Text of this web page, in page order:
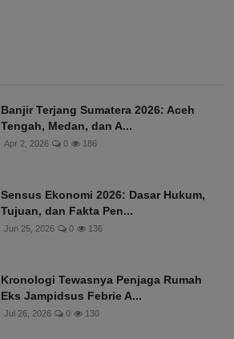
Banjir Terjang Sumatera 2026: Aceh
Tengah, Medan, dan A...
Apr 2, 2026 0 186
Sensus Ekonomi 2026: Dasar Hukum,
Tujuan, dan Fakta Pen...
Jun 25, 2026 0 136
Kronologi Tewasnya Penjaga Rumah
Eks Jampidsus Febrie A...
Jul 26, 2026 0 130